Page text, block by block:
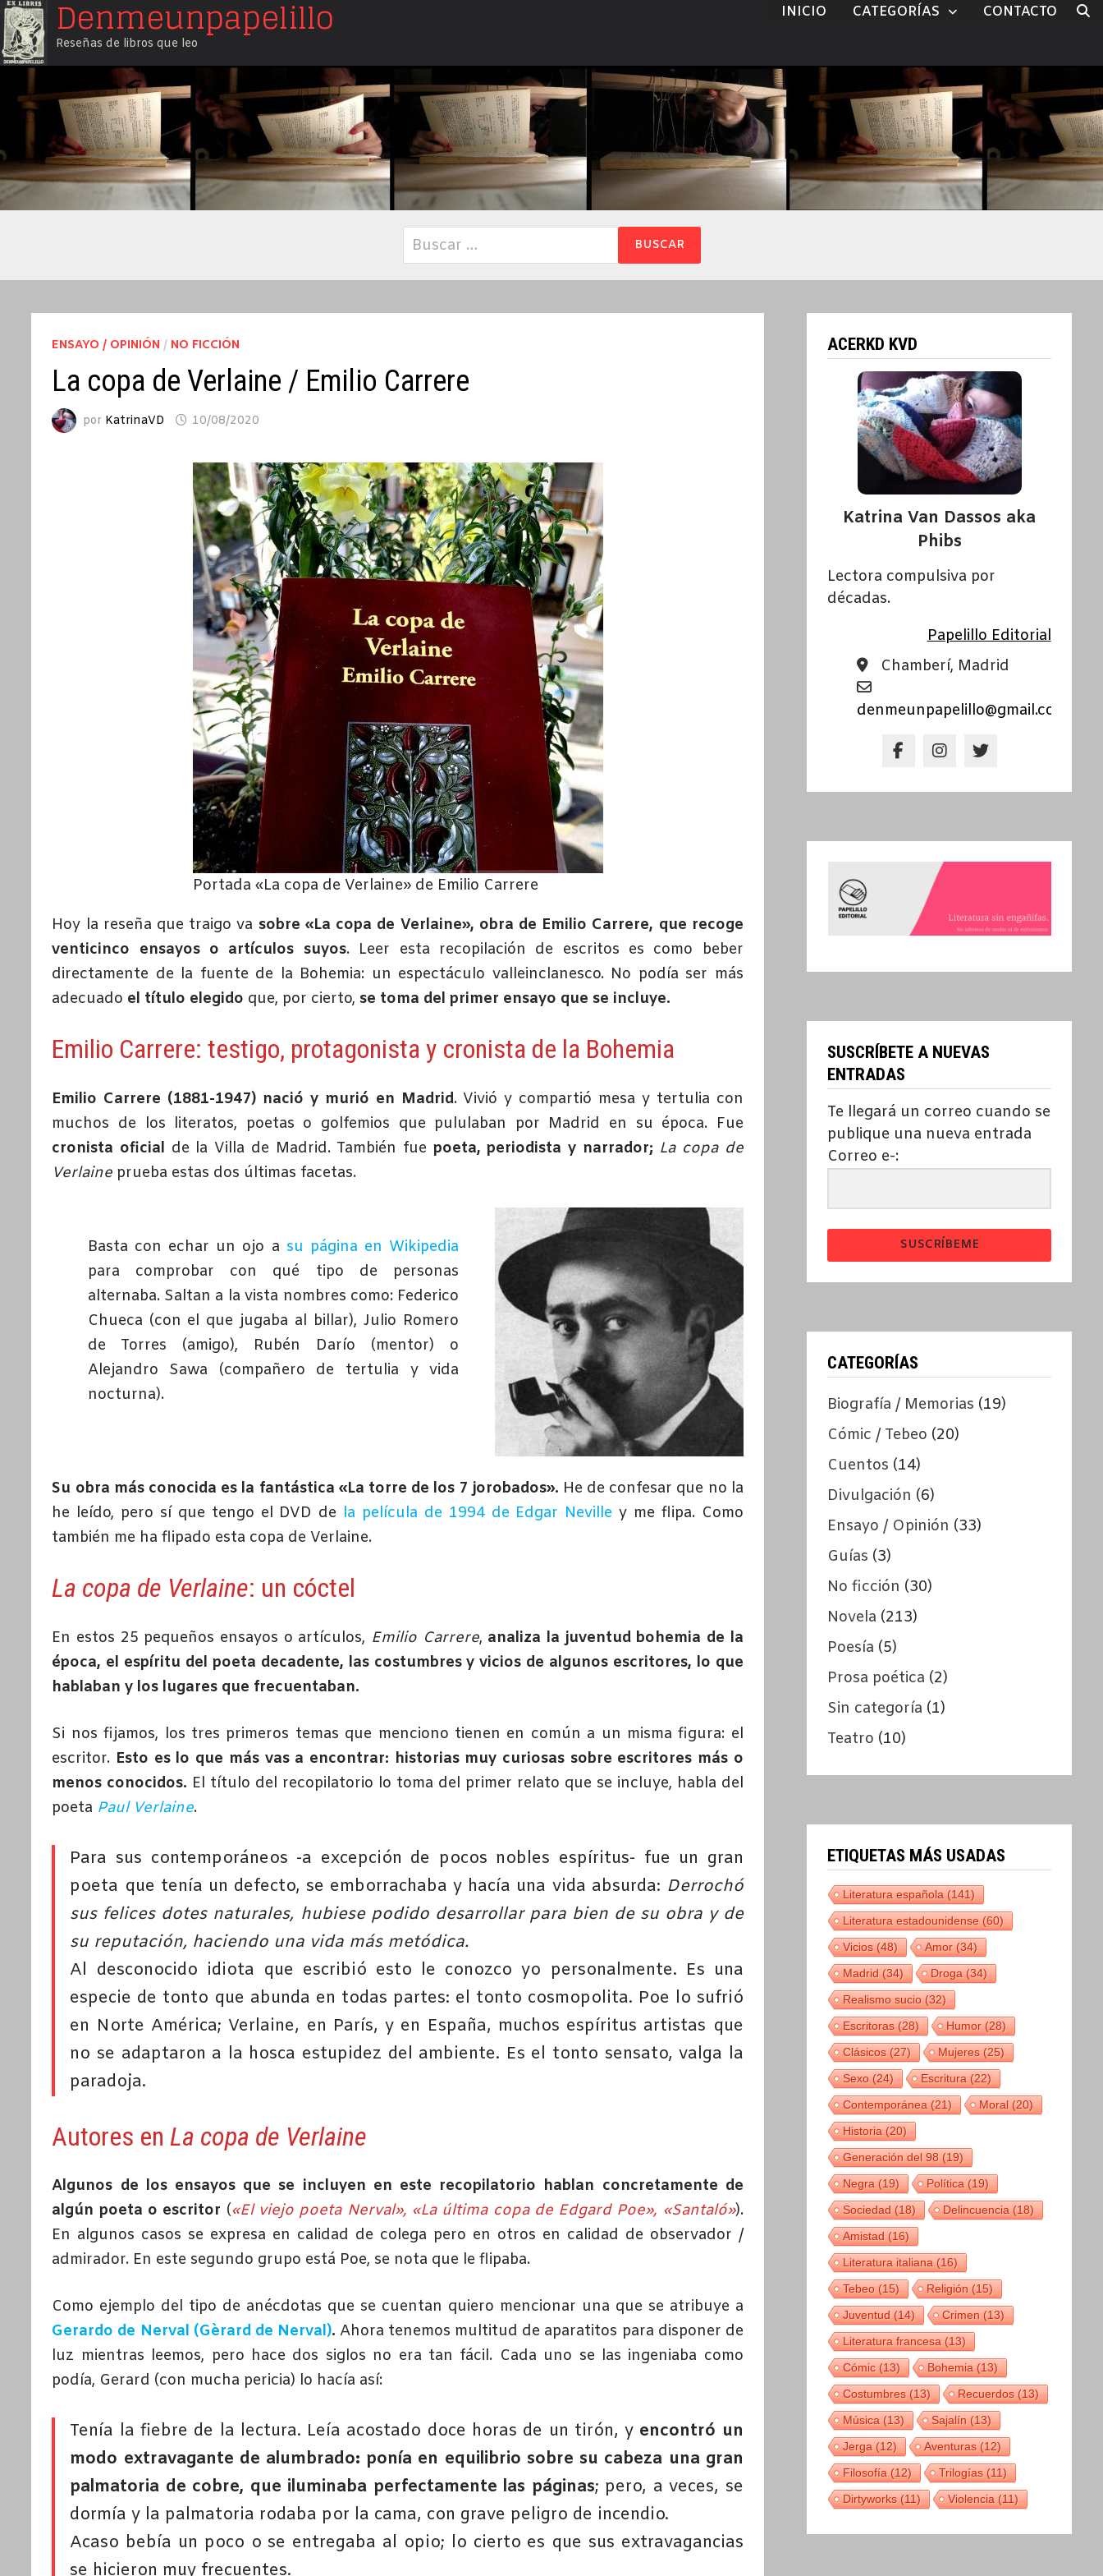
Saltar
al
contenido
Denmeunpapelillo
Reseñas de libros que leo
INICIO CATEGORÍAS CONTACTO
Buscar:
ENSAYO / OPINIÓN / NO FICCIÓN
La copa de Verlaine / Emilio Carrere
por KatrinaVD 10/08/2020
Portada «La copa de Verlaine» de Emilio Carrere
Hoy la reseña que traigo va sobre «La copa de Verlaine», obra de Emilio Carrere, que recoge
venticinco ensayos o artículos suyos. Leer esta recopilación de escritos es como beber
directamente de la fuente de la Bohemia: un espectáculo valleinclanesco. No podía ser más
adecuado el título elegido que, por cierto, se toma del primer ensayo que se incluye.
Emilio Carrere: testigo, protagonista y cronista de la Bohemia
Emilio Carrere (1881-1947) nació y murió en Madrid. Vivió y compartió mesa y tertulia con
muchos de los literatos, poetas o golfemios que pululaban por Madrid en su época. Fue
cronista oficial de la Villa de Madrid. También fuepoeta, periodista y narrador; La copa de
Verlaine prueba estas dos últimas facetas.
Basta con echar un ojo a su página en Wikipedia
para comprobar con qué tipo de personas
alternaba. Saltan a la vista nombres como: Federico
Chueca (con el que jugaba al billar), Julio Romero
de Torres (amigo), Rubén Darío (mentor) o
Alejandro Sawa (compañero de tertulia y vida
nocturna).
Su obra más conocida es la fantástica «La torre de los 7 jorobados». He de confesar que no la
he leído, pero sí que tengo el DVD de la película de 1994 de Edgar Neville y me flipa. Como
también me ha flipado esta copa de Verlaine.
La copa de Verlaine: un cóctel
En estos 25 pequeños ensayos o artículos, Emilio Carrere, analiza la juventud bohemia de la
época, el espíritu del poeta decadente, las costumbres y vicios de algunos escritores, lo que
hablaban y los lugares que frecuentaban.
Si nos fijamos, los tres primeros temas que menciono tienen en común a un misma figura: el
escritor. Esto es lo que más vas a encontrar: historias muy curiosas sobre escritores más o
menos conocidos. El título del recopilatorio lo toma del primer relato que se incluye, habla del
poeta Paul Verlaine.
Para sus contemporáneos -a excepción de pocos nobles espíritus- fue un gran
poeta que tenía un defecto, se emborrachaba y hacía una vida absurda: Derrochó
sus felices dotes naturales, hubiese podido desarrollar para bien de su obra y de
su reputación, haciendo una vida más metódica.
Al desconocido idiota que escribió esto le conozco yo personalmente. Es una
especie de tonto que abunda en todas partes: el tonto cosmopolita. Poe lo sufrió
en Norte América; Verlaine, en París, y en España, muchos espíritus artistas que
no se adaptaron a la hosca estupidez del ambiente. Es el tonto sensato, valga la
paradoja.
Autores en La copa de Verlaine
Algunos de los ensayos que se incluyen en este recopilatorio hablan concretamente de
algún poeta o escritor («El viejo poeta Nerval», «La última copa de Edgard Poe», «Santaló»).
En algunos casos se expresa en calidad de colega pero en otros en calidad de observador /
admirador. En este segundo grupo está Poe, se nota que le flipaba.
Como ejemplo del tipo de anécdotas que se cuentan quiero mencionar una que se atribuye a
Gerardo de Nerval (Gèrard de Nerval). Ahora tenemos multitud de aparatitos para disponer de
luz mientras leemos, pero hace dos siglos no era tan fácil. Cada uno se las ingeniaba como
podía, Gerard (con mucha pericia) lo hacía así:
Tenía la fiebre de la lectura. Leía acostado doce horas de un tirón, y encontró un
modo extravagante de alumbrado: ponía en equilibrio sobre su cabeza una gran
palmatoria de cobre, que iluminaba perfectamente las páginas; pero, a veces, se
dormía y la palmatoria rodaba por la cama, con grave peligro de incendio.
Acaso bebía un poco o se entregaba al opio; lo cierto es que sus extravagancias
se hicieron muy frecuentes.
ACERKD KVD
Katrina Van Dassos aka
Phibs
Lectora compulsiva por
décadas.
Papelillo Editorial
Chamberí, Madrid
denmeunpapelillo@gmail.com
SUSCRÍBETE A NUEVAS
ENTRADAS
Te llegará un correo cuando se
publique una nueva entrada
Correo e-:
SUSCRÍBEME
CATEGORÍAS
Biografía / Memorias (19)
Cómic / Tebeo (20)
Cuentos (14)
Divulgación (6)
Ensayo / Opinión (33)
Guías (3)
No ficción (30)
Novela (213)
Poesía (5)
Prosa poética (2)
Sin categoría (1)
Teatro (10)
ETIQUETAS MÁS USADAS
Literatura española(141)
Literatura estadounidense(60)
Vicios(48) Amor(34)
Madrid(34) Droga(34)
Realismo sucio(32)
Escritoras(28) Humor(28)
Clásicos(27) Mujeres(25)
Sexo(24) Escritura(22)
Contemporánea(21) Moral(20)
Historia(20)
Generación del 98(19)
Negra(19) Política(19)
Sociedad(18) Delincuencia(18)
Amistad(16)
Literatura italiana(16)
Tebeo(15) Religión(15)
Juventud(14) Crimen(13)
Literatura francesa(13)
Cómic(13) Bohemia(13)
Costumbres(13) Recuerdos(13)
Música(13) Sajalín(13)
Jerga(12) Aventuras(12)
Filosofía(12) Trilogías(11)
Dirtyworks(11) Violencia(11)